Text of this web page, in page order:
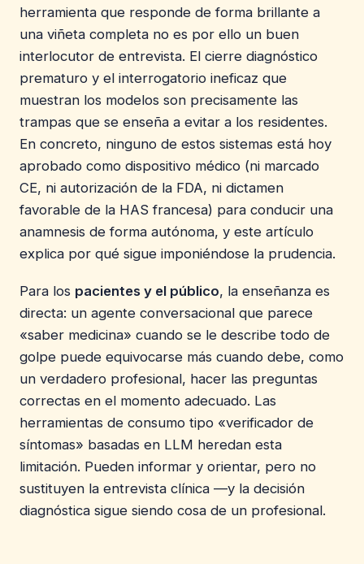
herramienta que responde de forma brillante a
una viñeta completa no es por ello un buen
interlocutor de entrevista. El cierre diagnóstico
prematuro y el interrogatorio ineficaz que
muestran los modelos son precisamente las
trampas que se enseña a evitar a los residentes.
En concreto, ninguno de estos sistemas está hoy
aprobado como dispositivo médico (ni marcado
CE, ni autorización de la FDA, ni dictamen
favorable de la HAS francesa) para conducir una
anamnesis de forma autónoma, y este artículo
explica por qué sigue imponiéndose la prudencia.
Para los pacientes y el público, la enseñanza es
directa: un agente conversacional que parece
«saber medicina» cuando se le describe todo de
golpe puede equivocarse más cuando debe, como
un verdadero profesional, hacer las preguntas
correctas en el momento adecuado. Las
herramientas de consumo tipo «verificador de
síntomas» basadas en LLM heredan esta
limitación. Pueden informar y orientar, pero no
sustituyen la entrevista clínica —y la decisión
diagnóstica sigue siendo cosa de un profesional.